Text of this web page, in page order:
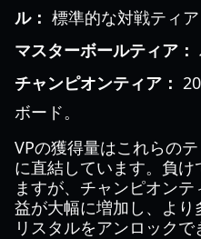
ル： 標準的な対戦ティ
マスターボールティア：
チャンピオンティア：
ボード。
VPの獲得量はこれらの
に直結しています。負
ますが、チャンピオン
益が大幅に増加し、より
リスタルをアンロックで